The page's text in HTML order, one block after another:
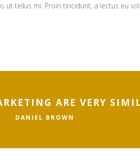
ut tellus mi. Proin tincidunt, a lectus eu
ARE VERY
DANIEL BROWN